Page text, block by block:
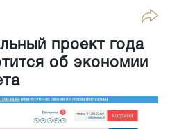
проект года
об экономии